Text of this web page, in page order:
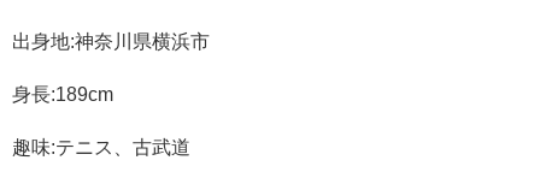
出身地:神奈川県横浜市
身長:189cm
趣味:テニス、古武道